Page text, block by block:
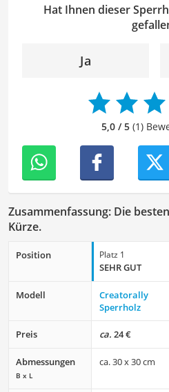
geschriebenen Wort als
einfließen zu lassen. Mit
ich unser Redaktionsteam
meinen Wissensschatz immer
mich täglich mit den
auseinanderzusetzen.
Hat Ihnen dieser
Ja
5,0 / 5(1)
Zusammenfassung: Die
Kürze.
Position Platz 1
SEHR GUT
Modell
Creatorally
Sperrholz
Preis ca. 24 €
Abmessungen
B x L
ca. 30 x 30 cm